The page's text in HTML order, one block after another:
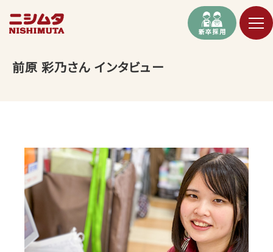
新卒採用
前原 彩乃さん インタビュー